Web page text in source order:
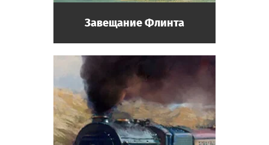
Завещание Флинта